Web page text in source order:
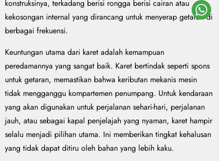
konstruksinya, terkadang berisi rongga berisi cairan atau
kekosongan internal yang dirancang untuk menyerap getaran di
berbagai frekuensi.
Keuntungan utama dari karet adalah kemampuan
peredamannya yang sangat baik. Karet bertindak seperti spons
untuk getaran, memastikan bahwa keributan mekanis mesin
tidak mengganggu kompartemen penumpang. Untuk kendaraan
yang akan digunakan untuk perjalanan sehari-hari, perjalanan
jauh, atau sebagai kapal penjelajah yang nyaman, karet hampir
selalu menjadi pilihan utama. Ini memberikan tingkat kehalusan
yang tidak dapat ditiru oleh bahan yang lebih kaku.